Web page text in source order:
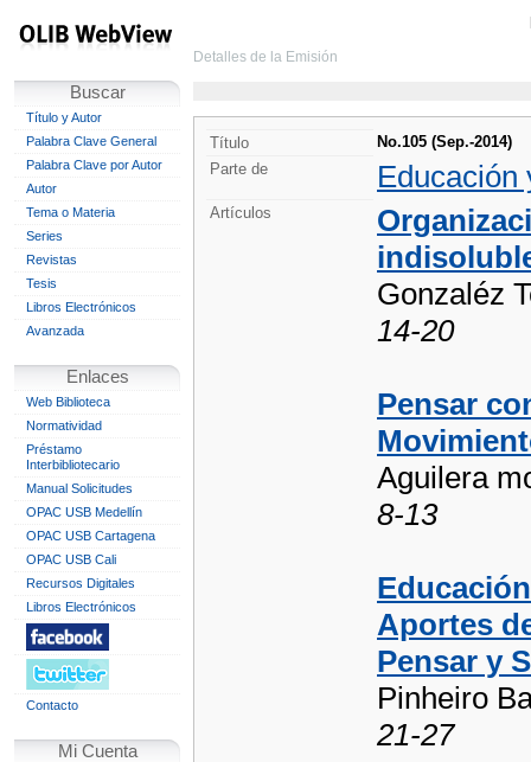
Buscar
Título y Autor
Palabra Clave General
Palabra Clave por Autor
Autor
Tema o Materia
Series
Revistas
Tesis
Libros Electrónicos
Avanzada
Enlaces
Web Biblioteca
Normatividad
Préstamo
Interbibliotecario
Manual Solicitudes
OPAC USB Medellín
OPAC USB Cartagena
OPAC USB Cali
Recursos Digitales
Libros Electrónicos
Contacto
Mi Cuenta
Detalles de la Emisión
Título
No.105 (Sep.-2014)
Parte de
Educación
Artículos
Gonzaléz
14-20
Pensar
Aguilera
8-13
Aportes
Pensar y
Pinheiro
21-27